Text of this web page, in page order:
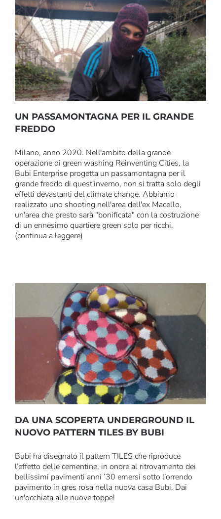
UN PASSAMONTAGNA PER IL GRANDE
FREDDO
Milano, anno 2020. Nell'ambito della grande
operazione di green washing Reinventing Cities, la
Bubi Enterprise progetta un passamontagna per il
grande freddo di quest'inverno, non si tratta solo degli
effetti devastanti del climate change. Abbiamo
realizzato uno shooting nell'area dell'ex Macello,
un'area che presto sarà "bonificata" con la costruzione
di un ennesimo quartiere green solo per ricchi.
(continua a leggere)
DA UNA SCOPERTA UNDERGROUND IL
NUOVO PATTERN TILES BY BUBI
Bubi ha disegnato il pattern TILES che riproduce
l’effetto delle cementine, in onore al ritrovamento dei
bellissimi pavimenti anni ’30 emersi sotto l’orrendo
pavimento in gres rosa nella nuova casa Bubi. Dai
un'occhiata alle nuove toppe!